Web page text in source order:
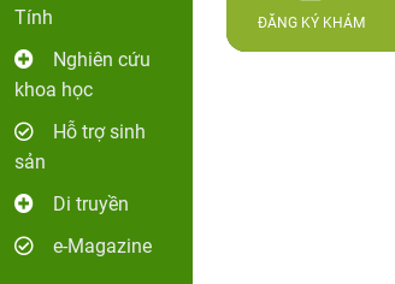
Tính
Nghiên cứu
khoa học
Hỗ trợ sinh
sản
Di truyền
e-Magazine
ĐĂNG KÝ KHÁM